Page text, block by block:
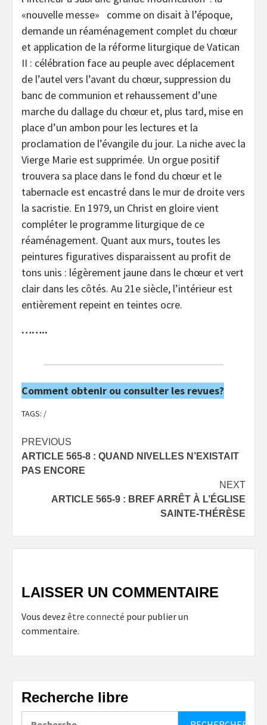
«nouvelle messe» comme on disait à l’époque,
demande un réaménagement complet du chœur
et application de la réforme liturgique de Vatican
II : célébration face au peuple avec déplacement
de l’autel vers l’avant du chœur, suppression du
banc de communion et rehaussement d’une
marche du dallage du chœur et, plus tard, mise en
place d’un ambon pour les lectures et la
proclamation de l’évangile du jour. La niche avec la
Vierge Marie est supprimée. Un orgue positif
trouvera sa place dans le fond du chœur et le
tabernacle est encastré dans le mur de droite vers
la sacristie. En 1979, un Christ en gloire vient
compléter le programme liturgique de ce
réaménagement. Quant aux murs, toutes les
peintures figuratives disparaissent au profit de
tons unis : légèrement jaune dans le chœur et vert
clair dans les côtés. Au 21e siècle, l’intérieur est
entièrement repeint en teintes ocre.
……..
Comment obtenir ou consulter les revues?
TAGS: /
Post
navigation
PREVIOUS
ARTICLE 565-8 : QUAND NIVELLES N’EXISTAIT
PAS ENCORE
NEXT
ARTICLE 565-9 : BREF ARRÊT À L’ÉGLISE
SAINTE-THÉRÈSE
LAISSER UN COMMENTAIRE
Vous devez être connecté pour publier un
commentaire.
Recherche libre